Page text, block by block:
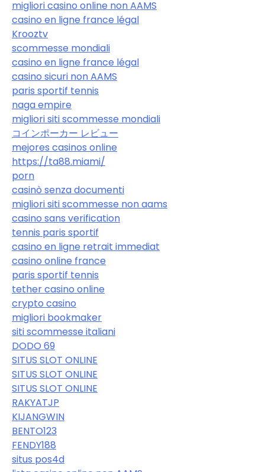
migliori casino online non AAMS
casino en ligne france légal
Krooztv
scommesse mondiali
casino en ligne france légal
casino sicuri non AAMS
paris sportif tennis
naga empire
migliori siti scommesse mondiali
コインポーカー レビュー
mejores casinos online
https://ta88.miami/
porn
casinò senza documenti
migliori siti scommesse non aams
casino sans verification
tennis paris sportif
casino en ligne retrait immediat
casino online france
paris sportif tennis
tether casino online
crypto casino
migliori bookmaker
siti scommesse italiani
DODO 69
SITUS SLOT ONLINE
SITUS SLOT ONLINE
SITUS SLOT ONLINE
RAKYATJP
KIJANGWIN
BENTO123
FENDY188
situs pos4d